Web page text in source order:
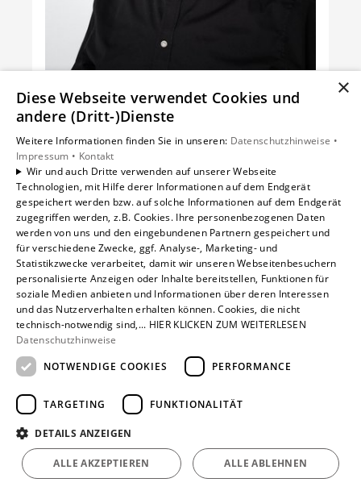
Lukas Schlömer
×
Diese Webseite verwendet Cookies und
andere (Dritt-)Dienste
Weitere Informationen finden Sie in unseren: Datenschutzhinweise •
Impressum • Kontakt
Wir und auch Dritte verwenden auf unserer Webseite
Technologien, mit Hilfe derer Informationen auf dem Endgerät
gespeichert werden bzw. auf solche Informationen auf dem Endgerät
zugegriffen werden, z.B. Cookies. Ihre personenbezogenen Daten
werden von uns und den eingebundenen Partnern gespeichert und
für verschiedene Zwecke, ggf. Analyse-, Marketing- und
Statistikzwecke verarbeitet, damit wir unseren Webseitenbesuchern
personalisierte Anzeigen oder Inhalte bereitstellen, Funktionen für
soziale Medien anbieten und Informationen über deren Interessen
und das Nutzerverhalten erhalten können. Cookies, die nicht
technisch-notwendig sind,... HIER KLICKEN ZUM WEITERLESEN
Datenschutzhinweise
NOTWENDIGE COOKIES
PERFORMANCE
TARGETING FUNKTIONALITÄT
DETAILS ANZEIGEN
ALLE AKZEPTIEREN ALLE ABLEHNEN